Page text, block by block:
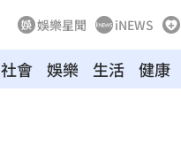
娛樂星聞 iNEWS
社會 娛樂 生活 健康